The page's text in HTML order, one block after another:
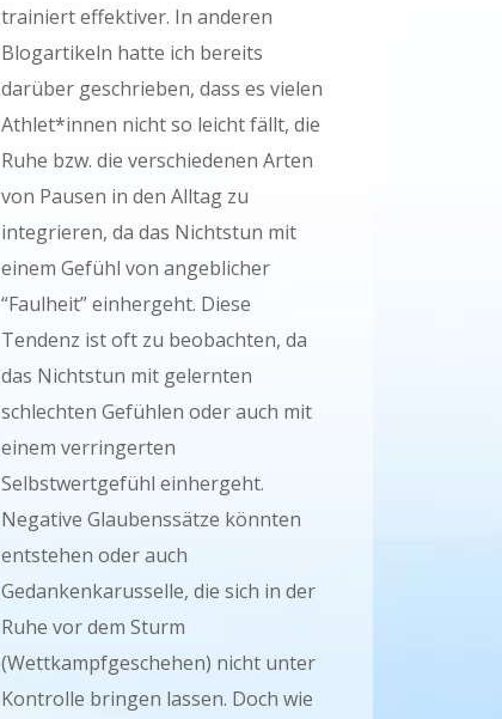
trainiert effektiver. In anderen
Blogartikeln hatte ich bereits
darüber geschrieben, dass es vielen
Athlet*innen nicht so leicht fällt, die
Ruhe bzw. die verschiedenen Arten
von Pausen in den Alltag zu
integrieren, da das Nichtstun mit
einem Gefühl von angeblicher
“Faulheit” einhergeht. Diese
Tendenz ist oft zu beobachten, da
das Nichtstun mit gelernten
schlechten Gefühlen oder auch mit
einem verringerten
Selbstwertgefühl einhergeht.
Negative Glaubenssätze könnten
entstehen oder auch
Gedankenkarusselle, die sich in der
Ruhe vor dem Sturm
(Wettkampfgeschehen) nicht unter
Kontrolle bringen lassen. Doch wie